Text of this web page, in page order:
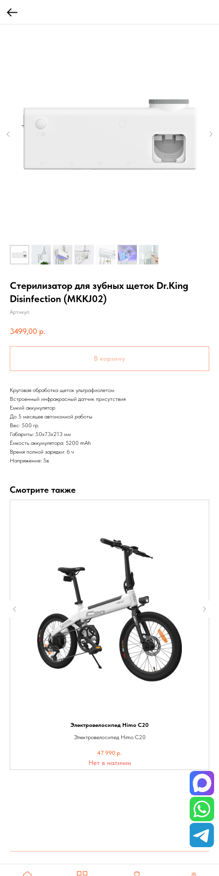
Стерилизатор для зубных щеток Dr.King
Disinfection (MKKJ02)
Артикул:
3499,00 р.
В корзину
Круговая обработка щеток ультрафиолетом
Встроенный инфракрасный датчик присутствия
Емкий аккумулятор
До 5 месяцев автономной работы
Вес: 500 гр.
Габариты: 50х73х213 мм
Ёмкость аккумулятора: 5200 mAh
Время полной зарядки: 6 ч
Напряжение: 5в
Смотрите также
Электровелосипед Himo С20
Электровелосипед Himo С20
47 990 р.
Нет в наличии